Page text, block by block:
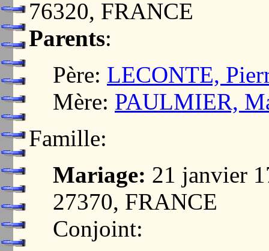
76320, FRANCE
Parents:
Père: LECONTE,
Mère: PAULMIER,
Famille:
Mariage: 21 janvier
27370, FRANCE
Conjoint: